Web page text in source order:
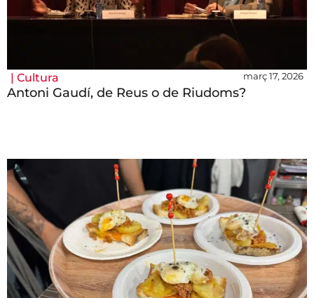
| Cultura març 17, 2026
Antoni Gaudí, de Reus o de Riudoms?